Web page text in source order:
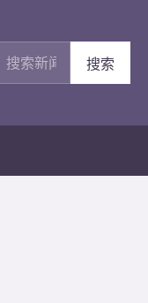
搜索新闻
搜索